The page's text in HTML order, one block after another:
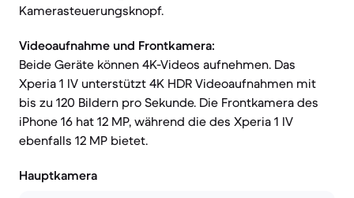
Kamerasteuerungsknopf.
Videoaufnahme und Frontkamera:
Beide Geräte können 4K-Videos aufnehmen. Das
Xperia 1 IV unterstützt 4K HDR Videoaufnahmen mit
bis zu 120 Bildern pro Sekunde. Die Frontkamera des
iPhone 16 hat 12 MP, während die des Xperia 1 IV
ebenfalls 12 MP bietet.
Hauptkamera